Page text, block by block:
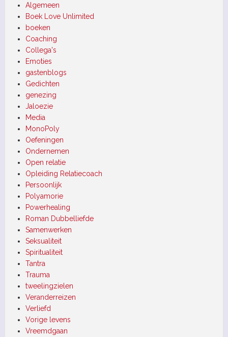
Algemeen
Boek Love Unlimited
boeken
Coaching
Collega's
Emoties
gastenblogs
Gedichten
genezing
Jaloezie
Media
MonoPoly
Oefeningen
Ondernemen
Open relatie
Opleiding Relatiecoach
Persoonlijk
Polyamorie
Powerhealing
Roman Dubbelliefde
Samenwerken
Seksualiteit
Spiritualiteit
Tantra
Trauma
tweelingzielen
Veranderreizen
Verliefd
Vorige levens
Vreemdgaan